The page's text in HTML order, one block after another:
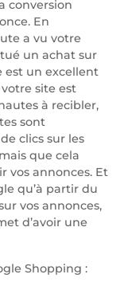
conversion
En
a vu votre
un achat sur
est un excellent
site est
à recibler,
sont
clics sur les
que cela
vos annonces. Et
qu’à partir du
vos annonces,
d’avoir une
Shopping :